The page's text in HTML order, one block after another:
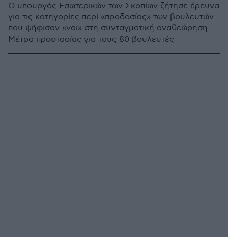
Ο υπουργός Εσωτερικών των Σκοπίων ζήτησε έρευνα
για τις κατηγορίες περί «προδοσίας» των βουλευτών
που ψήφισαν «ναι» στη συνταγματική αναθεώρηση –
Μέτρα προστασίας για τους 80 βουλευτές